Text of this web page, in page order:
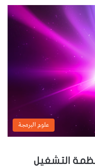
علوم البرمجة
التشغيل